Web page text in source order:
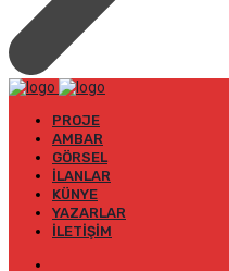
PROJE
AMBAR
GÖRSEL
İLANLAR
KÜNYE
YAZARLAR
İLETIŞIM